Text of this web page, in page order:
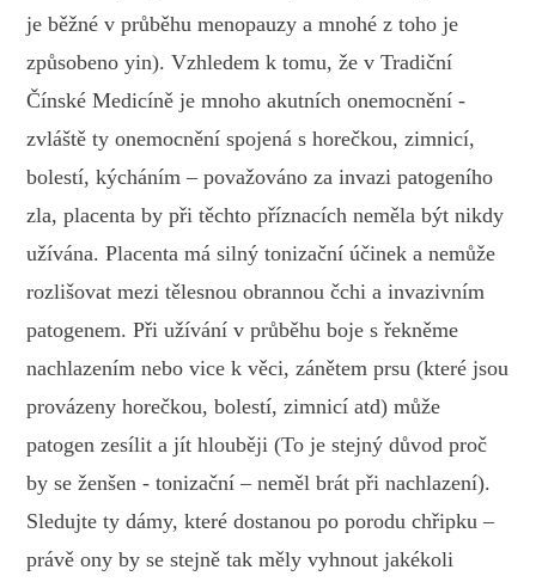
je běžné v průběhu menopauzy a mnohé z toho je
způsobeno yin). Vzhledem k tomu, že v Tradiční
Čínské Medicíně je mnoho akutních onemocnění -
zvláště ty onemocnění spojená s horečkou, zimnicí,
bolestí, kýcháním – považováno za invazi patogeního
zla, placenta by při těchto příznacích neměla být nikdy
užívána. Placenta má silný tonizační účinek a nemůže
rozlišovat mezi tělesnou obrannou čchi a invazivním
patogenem. Při užívání v průběhu boje s řekněme
nachlazením nebo vice k věci, zánětem prsu (které jsou
provázeny horečkou, bolestí, zimnicí atd) může
patogen zesílit a jít hlouběji (To je stejný důvod proč
by se ženšen - tonizační – neměl brát při nachlazení).
Sledujte ty dámy, které dostanou po porodu chřipku –
právě ony by se stejně tak měly vyhnout jakékoli